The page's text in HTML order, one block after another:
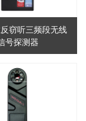
窃听三频段无线
号探测器